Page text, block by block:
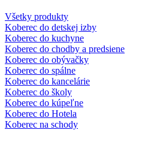
Všetky produkty
Koberec do detskej izby
Koberec do kuchyne
Koberec do chodby a predsiene
Koberec do obývačky
Koberec do spálne
Koberec do kancelárie
Koberec do školy
Koberec do kúpeľne
Koberec do Hotela
Koberec na schody